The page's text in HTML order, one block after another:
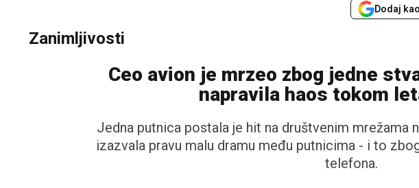
Dodaj
Zanimljivosti
Ceo avion je mrzeo zbog jedne
napravila haos tokom
Jedna putnica postala je hit na društvenim mrežama
izazvala pravu malu dramu među putnicima - i to
telefona.